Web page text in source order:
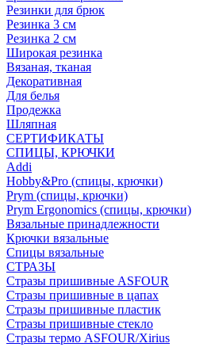
Резинки для брюк
Резинка 3 см
Резинка 2 см
Широкая резинка
Вязаная, тканая
Декоративная
Для белья
Продежка
Шляпная
СЕРТИФИКАТЫ
СПИЦЫ, КРЮЧКИ
Addi
Hobby&Pro (спицы, крючки)
Prym (спицы, крючки)
Prym Ergonomics (спицы, крючки)
Вязальные принадлежности
Крючки вязальные
Спицы вязальные
СТРАЗЫ
Стразы пришивные ASFOUR
Стразы пришивные в цапах
Стразы пришивные пластик
Стразы пришивные стекло
Стразы термо ASFOUR/Xirius